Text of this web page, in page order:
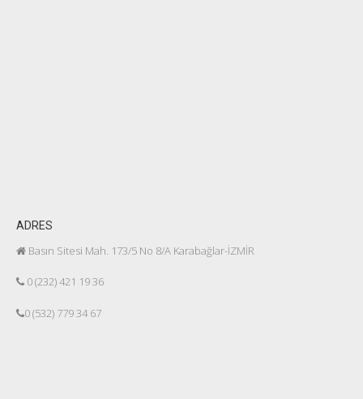
ADRES
Basın Sitesi Mah. 173/5 No 8/A Karabağlar-İZMİR
0 (232) 421 19 36
0 (532) 779 34 67